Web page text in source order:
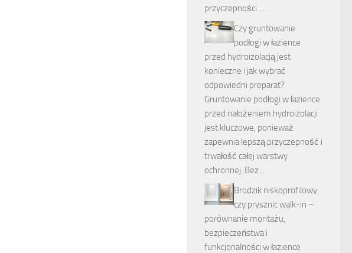
przyczepności. …
Czy gruntowanie
podłogi w łazience
przed hydroizolacją jest
konieczne i jak wybrać
odpowiedni preparat?
Gruntowanie podłogi w łazience
przed nałożeniem hydroizolacji
jest kluczowe, ponieważ
zapewnia lepszą przyczepność i
trwałość całej warstwy
ochronnej. Bez …
Brodzik niskoprofilowy
czy prysznic walk-in –
porównanie montażu,
bezpieczeństwa i
funkcjonalności w łazience